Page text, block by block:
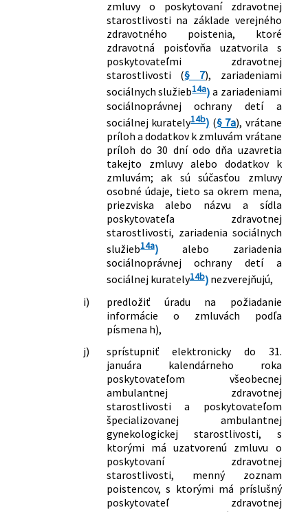
ktorým sa menia a dopĺňajú niektoré
zákony
Zákon o výkone detencie a o zmene a
doplnení niektorých zákonov
Zákon, ktorým sa mení a dopĺňa zákon
č. 131/2010 Z. z. o pohrebníctve a
ktorým sa menia a dopĺňajú niektoré
zákony
Zákon, ktorým sa mení a dopĺňa zákon
č. 578/2004 Z. z. o poskytovateľoch
zdravotnej starostlivosti,
zdravotníckych pracovníkoch,
stavovských organizáciách v
zdravotníctve a o zmene a doplnení
niektorých zákonov v znení neskorších
predpisov a ktorým sa menia a
dopĺňajú niektoré zákony
Zákon, ktorým sa dopĺňa zákon č.
67/2020 Z. z. o niektorých
mimoriadnych opatreniach vo
finančnej oblasti v súvislosti so šírením
nebezpečnej nákazlivej ľudskej choroby
COVID-19 v znení neskorších predpisov
a ktorým sa menia a dopĺňajú niektoré
zákony
Zákon, ktorým sa mení a dopĺňa zákon
č. 581/2004 Z. z. o zdravotných
poisťovniach, dohľade nad zdravotnou
starostlivosťou a o zmene a doplnení
niektorých zákonov v znení neskorších
predpisov a ktorým sa menia a
dopĺňajú niektoré zákony
Zákon, ktorým sa mení a dopĺňa zákon
č. 363/2011 Z. z. o rozsahu a
zmluvy o poskytovaní zdravotnej
starostlivosti na základe verejného
zdravotného poistenia, ktoré
zdravotná poisťovňa uzatvorila s
poskytovateľmi zdravotnej
starostlivosti (§ 7), zariadeniami
sociálnych služieb14a) a zariadeniami
sociálnoprávnej ochrany detí a
sociálnej kurately14b) (§ 7a), vrátane
príloh a dodatkov k zmluvám vrátane
príloh do 30 dní odo dňa uzavretia
takejto zmluvy alebo dodatkov k
zmluvám; ak sú súčasťou zmluvy
osobné údaje, tieto sa okrem mena,
priezviska alebo názvu a sídla
poskytovateľa zdravotnej
starostlivosti, zariadenia sociálnych
služieb14a)alebo zariadenia
sociálnoprávnej ochrany detí a
sociálnej kurately14b)nezverejňujú,
i)
predložiť úradu na požiadanie
informácie o zmluvách podľa
písmena h),
j)
sprístupniť elektronicky do 31.
januára kalendárneho roka
poskytovateľom všeobecnej
ambulantnej zdravotnej
starostlivosti a poskytovateľom
špecializovanej ambulantnej
gynekologickej starostlivosti, s
ktorými má uzatvorenú zmluvu o
poskytovaní zdravotnej
starostlivosti, menný zoznam
poistencov, s ktorými má príslušný
poskytovateľ zdravotnej